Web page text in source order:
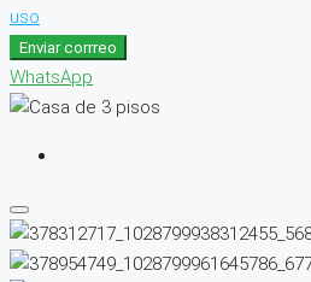
uso
Enviar corrreo
WhatsApp